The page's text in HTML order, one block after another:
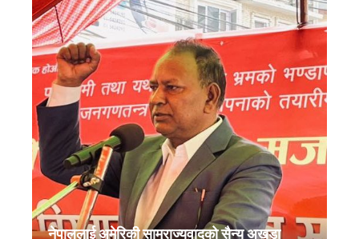
नेपाललाई अमेरिकी साम्राज्यवादको सैन्य अखडा